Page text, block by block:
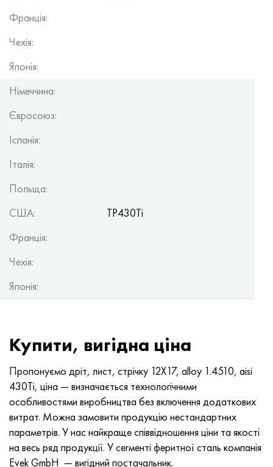
Франція:
Чехія:
Японія:
Німеччина:
Євросоюз:
Іспанія:
Італія:
Польща:
США:
TP430Ti
Франція:
Чехія:
Японія:
Купити, вигідна ціна
Пропонуємо дріт, лист, стрічку 12Х17, alloy 1.4510, aisi
430Ti, ціна — визначається технологічними
особливостями виробництва без включення додаткових
витрат. Можна замовити продукцію нестандартних
параметрів. У нас найкраще співвідношення ціни та якості
на весь ряд продукції. У сегменті феритної сталь компанія
Evek GmbH — вигідний постачальник.